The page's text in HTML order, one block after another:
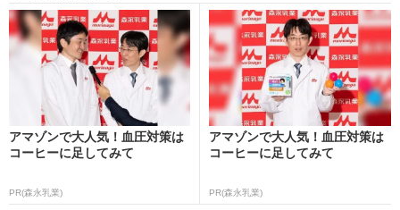
アマゾンで大人気！血圧対策は
コーヒーに足してみて
PR(森永乳業)
アマゾンで大人気！血圧対策は
コーヒーに足してみて
PR(森永乳業)